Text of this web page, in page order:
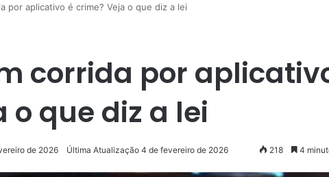
por aplicativo é crime? Veja o que diz a lei
corrida por
o que diz a lei
de 2026 Última Atualização 4 de fevereiro de 2026 218 4